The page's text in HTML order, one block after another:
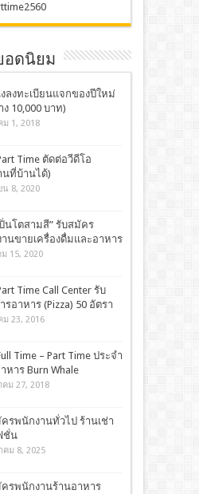
อดนิยม
ลงทะเบียนแจกของปีใหม่
10,000 บาท)
ม 1, 2018
Time ตัดต่อวีดีโอ
นที่บ้านได้)
น 8, 2020
นโตสามสี” รับสมัคร
นขายเครื่องดื่มและอาหาร
15, 2020
Time Call Center รับ
รอาหาร (Pizza) 50 อัตรา
23, 2016
Time – Part Time ประจำ
หาร Burn Whale
ม 27, 2018
รพนักงานทั่วไป ร้านเช่า
ชั่น
ม 8, 2025
รพนักงานร้านอาหาร